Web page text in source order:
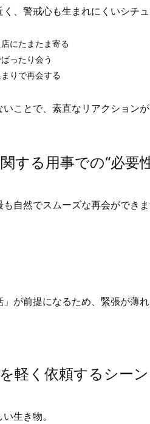
、警戒心も生まれにくいシチュ
にたまたま寄る
ったり会う
りで再会する
ことで、素直なリアクションが
する用事での“必要
自然でスムーズな再会ができま
」が前提になるため、緊張が薄
軽く依頼するシーン
生き物。